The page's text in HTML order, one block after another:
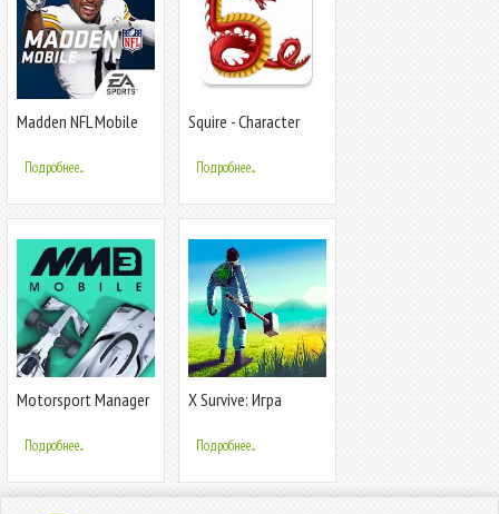
Madden NFL Mobile
Подробнее...
Squire - Character
Подробнее...
Motorsport Manager
Подробнее...
X Survive: Игра
Подробнее...